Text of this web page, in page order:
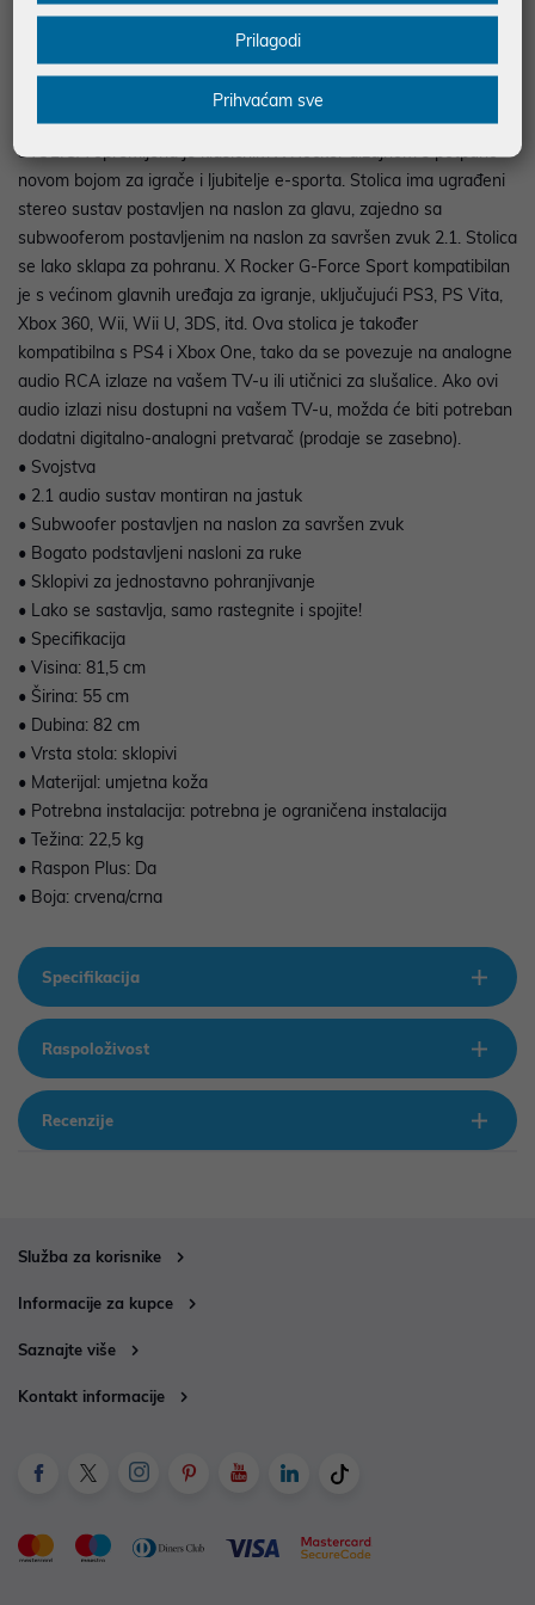
• X ROCKER G-FORCE SPORT 2.1 STEREO AUDIO GAMING
STOLICA opremljena je klasičnim X Rocker dizajnom s potpuno
novom bojom za igrače i ljubitelje e-sporta. Stolica ima ugrađeni
stereo sustav postavljen na naslon za glavu, zajedno sa
subwooferom postavljenim na naslon za savršen zvuk 2.1. Stolica
se lako sklapa za pohranu. X Rocker G-Force Sport kompatibilan
je s većinom glavnih uređaja za igranje, uključujući PS3, PS Vita,
Xbox 360, Wii, Wii U, 3DS, itd. Ova stolica je također
kompatibilna s PS4 i Xbox One, tako da se povezuje na analogne
audio RCA izlaze na vašem TV-u ili utičnici za slušalice. Ako ovi
audio izlazi nisu dostupni na vašem TV-u, možda će biti potreban
dodatni digitalno-analogni pretvarač (prodaje se zasebno).
• Svojstva
• 2.1 audio sustav montiran na jastuk
• Subwoofer postavljen na naslon za savršen zvuk
• Bogato podstavljeni nasloni za ruke
• Sklopivi za jednostavno pohranjivanje
• Lako se sastavlja, samo rastegnite i spojite!
• Specifikacija
• Visina: 81,5 cm
• Širina: 55 cm
• Dubina: 82 cm
• Vrsta stola: sklopivi
• Materijal: umjetna koža
• Potrebna instalacija: potrebna je ograničena instalacija
• Težina: 22,5 kg
• Raspon Plus: Da
• Boja: crvena/crna
Specifikacija
Raspoloživost
Recenzije
Služba za korisnike
Informacije za kupce
Saznajte više
Kontakt informacije
Prilagodi
Prihvaćam sve